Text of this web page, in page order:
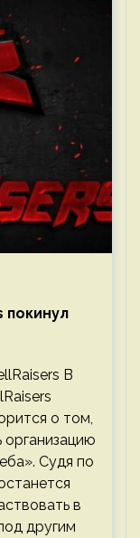
покинул
В
о том,
Судя по
в
другим